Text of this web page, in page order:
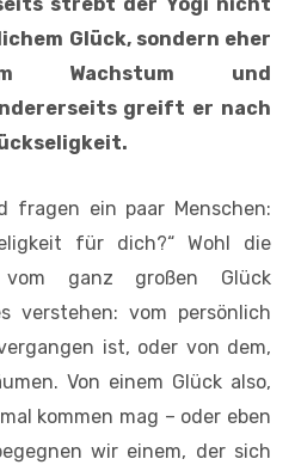
Glück, sondern eher
Wachstum und
greift er nach
fragen ein paar Menschen:
für dich?“ Wohl die
vom ganz großen Glück
verstehen: vom persönlich
ist, oder von dem,
Von einem Glück also,
kommen mag – oder eben
wir einem, der sich